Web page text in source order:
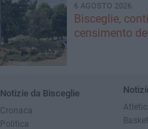
6 AGOSTO 2026
Bisceglie,
censimento
Notizie da Bisceglie
Cronaca
Politica
Basket